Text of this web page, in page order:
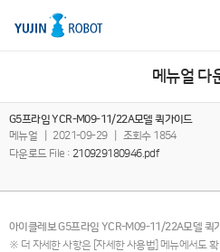
메뉴얼 다
G5프라임 YCR-M09-11/22A모델 퀵가이드
메뉴얼
2021-09-29
조회수 1854
다운로드 File : 210929180946.pdf
아이클레보 G5프라임 YCR-M09-11/22A모델 퀵
※ 더 자세한 사항은 [자세한 사용법] 메뉴에서도